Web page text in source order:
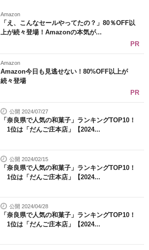
Amazon
「え、こんなセールやってたの？」80％OFF以
上が続々登場！Amazonの本気が...
PR
Amazon
Amazon今日も見逃せない！80%OFF以上が
続々登場
PR
公開 2024/07/27
「奈良県で人気の和菓子」ランキングTOP10！
1位は「だんご庄本店」【2024...
公開 2024/02/15
「奈良県で人気の和菓子」ランキングTOP10！
1位は「だんご庄本店」【2024...
公開 2024/04/28
「奈良県で人気の和菓子」ランキングTOP10！
1位は「だんご庄本店」【2024...